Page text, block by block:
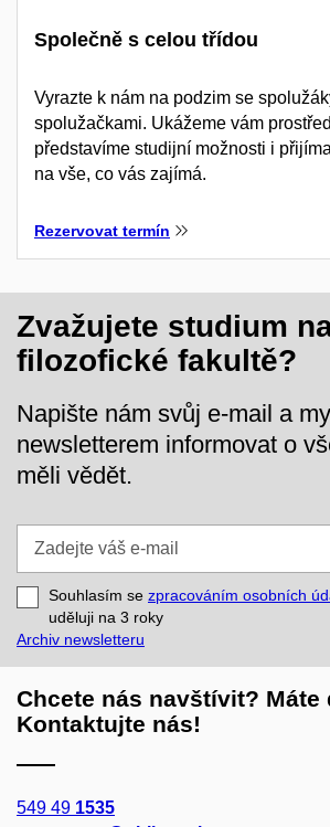
Společně s celou třídou
Vyrazte k nám na podzim se
spolužačkami. Ukážeme vám
představíme studijní možnosti i
na vše, co vás zajímá.
Rezervovat termín
Zvažujete studium
filozofické fakultě?
Napište nám svůj e-mail a
newsletterem informovat o
měli vědět.
e-
mail
Souhlasím se zpracováním osobních
uděluji na 3 roky
Archiv newsletteru
Chcete nás navštívit? Máte
Kontaktujte nás!
549 49 1535